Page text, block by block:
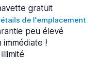
gratuit
de l'emplacement
peu élevé
immédiate !